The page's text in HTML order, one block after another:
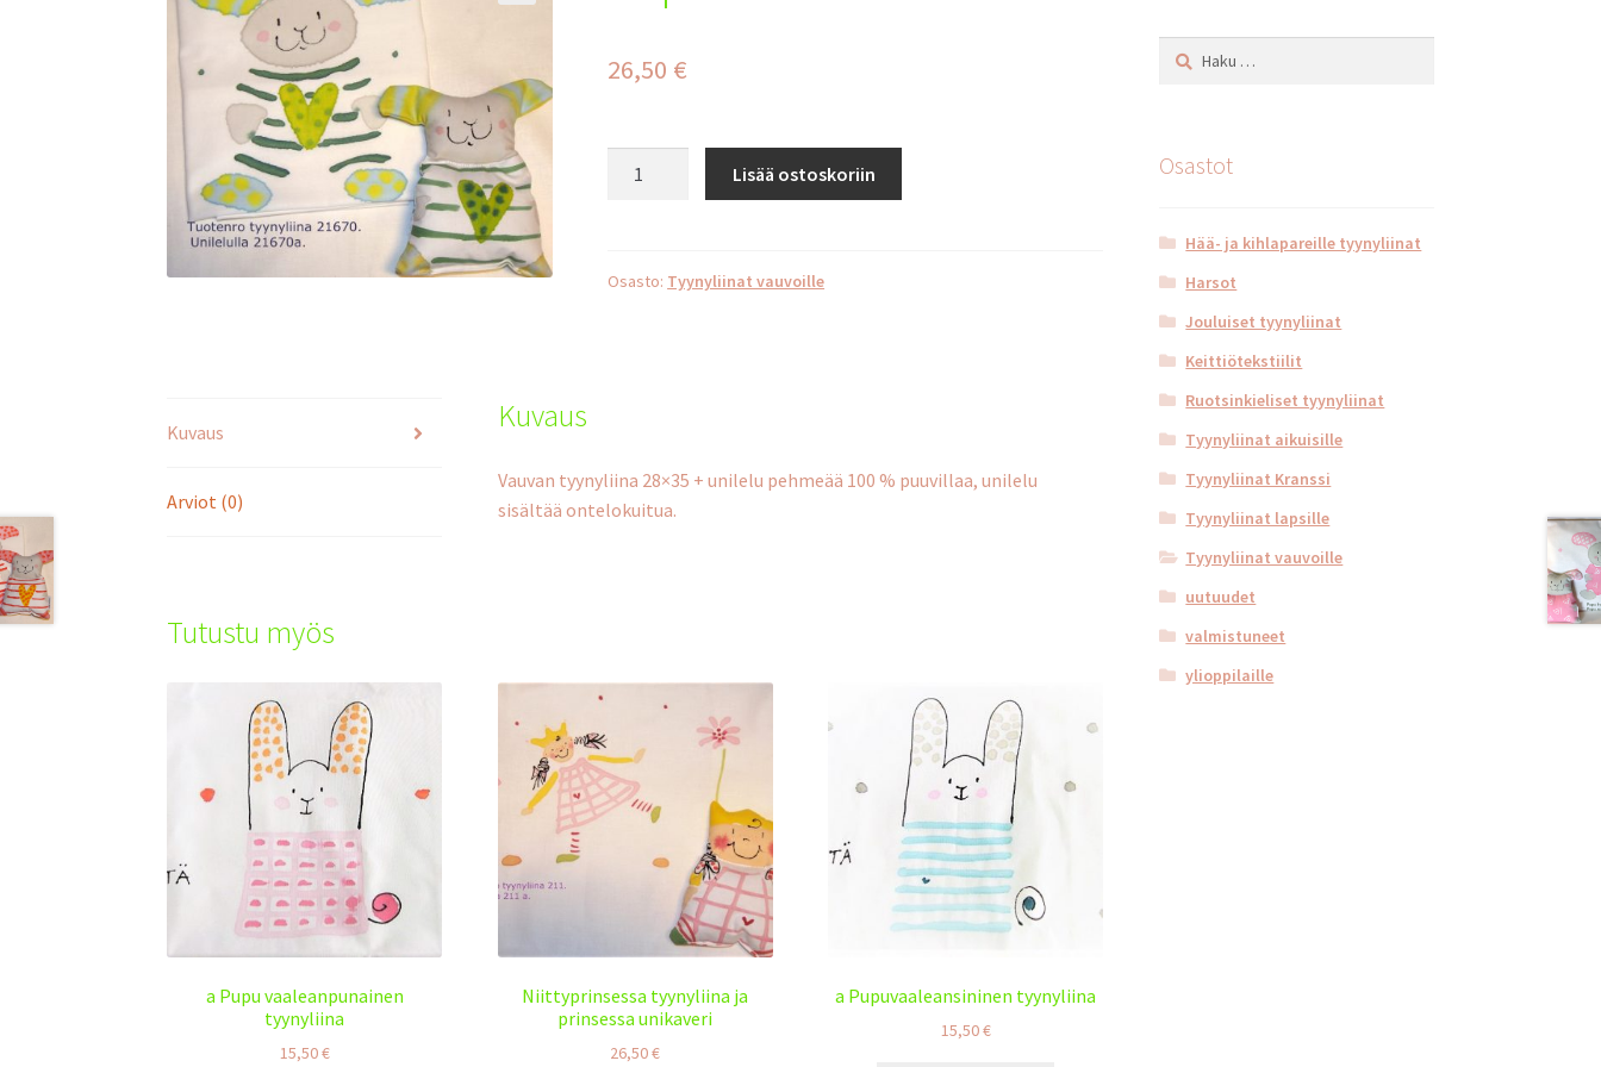
26,50 €
Lisää ostoskoriin
Osasto: Tyynyliinat vauvoille
Kuvaus
Arviot (0)
Kuvaus
Vauvan tyynyliina 28×35 + unilelu pehmeää 100 % puuvillaa, unilelu
sisältää ontelokuitua.
Tutustu myös
a Pupu vaaleanpunainen
tyynyliina
15,50€
Niittyprinsessa tyynyliina ja
prinsessa unikaveri
26,50€
a Pupuvaaleansininen tyynyliina
15,50€
Haku:
Osastot
Hää- ja kihlapareille tyynyliinat
Harsot
Jouluiset tyynyliinat
Keittiötekstiilit
Ruotsinkieliset tyynyliinat
Tyynyliinat aikuisille
Tyynyliinat Kranssi
Tyynyliinat lapsille
Tyynyliinat vauvoille
uutuudet
valmistuneet
ylioppilaille